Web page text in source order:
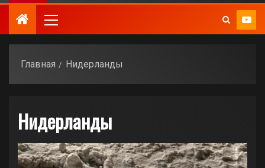
Главная Нидерланды
Нидерланды